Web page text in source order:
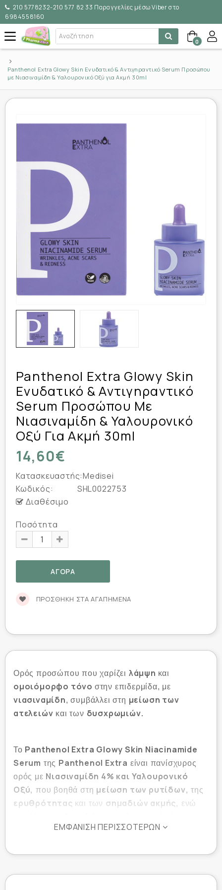
210 5778232-210 577 82 33 Παραγγελίες μέσω Viber στο
6984558160
0
Panthenol Extra Glowy Skin Ενυδατικό & Αντιγηραντικό Serum Προσώπου
με Νιασιναμίδη & Υαλουρονικό Οξύ για Ακμή 30ml
Panthenol Extra Glowy Skin
Ενυδατικό & Αντιγηραντικό
Serum Προσώπου Με
Νιασιναμίδη & Υαλουρονικό
Οξύ Για Ακμή 30ml
14,60€
Κατασκευαστής:Medisei
Κωδικός:
SHL0022753
Διαθέσιμο
Ποσότητα
ΠΡΟΣΘΉΚΗ ΣΤΑ ΑΓΑΠΗΜΈΝΑ
Ορός προσώπου που χαρίζει λάμψη και
ομοιόμορφο τόνο στην επιδερμίδα, με
νιασιναμίδη, συμβάλλει στη μείωση των
ατελειών και των δυσχρωμιών.
Το Panthenol Extra Glowy Skin Niacinamide
Serum της Panthenol Extra είναι πανίσχυρος
ορός με Νιασιναμίδη 4% και Υαλουρονικό
Οξύ, που βοηθά στη μείωση των ρυτίδων, της
ερυθρότητας και των σημαδιών ακμής, ενώ
να διατηρήσουν τη ζωτικότητά τους απέναντι στις
ΕΜΦΆΝΙΣΗ ΠΕΡΙΣΣΌΤΕΡΩΝ